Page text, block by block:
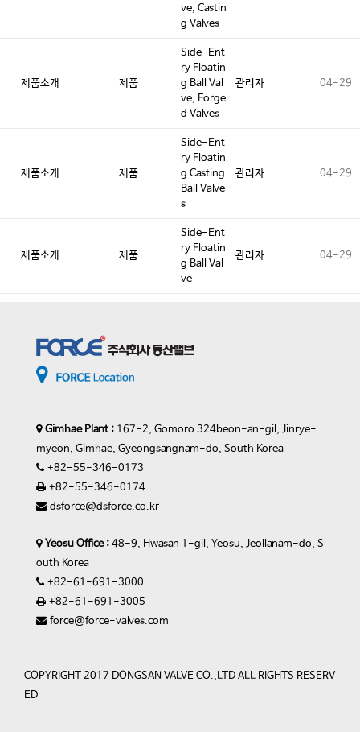
ve, Castin
g Valves
제품소개 제품
Side-Ent
ry Floatin
g Ball Val
ve, Forge
d Valves
관리자 04-29
제품소개 제품
Side-Ent
ry Floatin
g Casting
Ball Valve
s
관리자 04-29
제품소개 제품
Side-Ent
ry Floatin
g Ball Val
ve
관리자 04-29
Gimhae Plant : 167-2, Gomoro 324beon-an-gil, Jinrye-
myeon, Gimhae, Gyeongsangnam-do, South Korea
+82-55-346-0173
+82-55-346-0174
dsforce@dsforce.co.kr
Yeosu Office : 48-9, Hwasan 1-gil, Yeosu, Jeollanam-do, S
outh Korea
+82-61-691-3000
+82-61-691-3005
force@force-valves.com
COPYRIGHT 2017 DONGSAN VALVE CO.,LTD ALL RIGHTS RESERV
ED